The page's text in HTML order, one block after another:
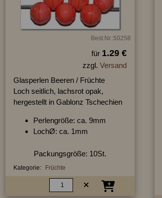
Best.Nr.:50258
für 1.29 €
zzgl. Versand
Glasperlen Beeren / Früchte
Loch seitlich, lachsrot opak,
hergestellt in Gablonz Tschechien
Perlengröße: ca. 9mm
LochØ: ca. 1mm
Packungsgröße: 10St.
Kategorie: Früchte